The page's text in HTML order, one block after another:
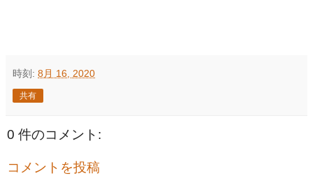
時刻: 8月 16, 2020
共有
0 件のコメント:
コメントを投稿